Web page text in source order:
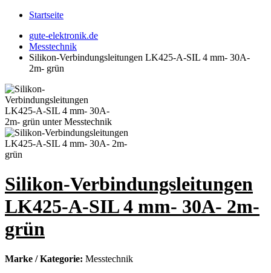
Startseite
gute-elektronik.de
Messtechnik
Silikon-Verbindungsleitungen LK425-A-SIL 4 mm- 30A-
2m- grün
Silikon-Verbindungsleitungen
LK425-A-SIL 4 mm- 30A- 2m-
grün
Marke / Kategorie: Messtechnik